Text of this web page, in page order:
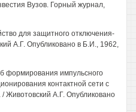
Вузов. Горный журнал,
для защитного отключения-
А.Г. Опубликовано в Б.И., 1962,
формирования импульсного
контактной сети с
Животовский А.Г. Опубликовано